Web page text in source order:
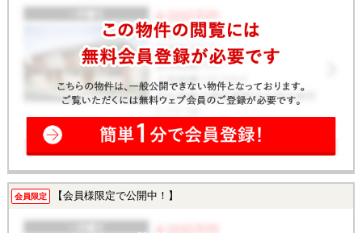
会員限定 【会員様限定で公開中！】